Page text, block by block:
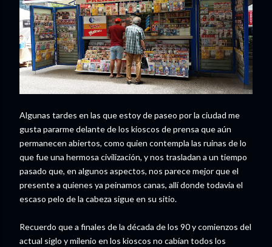
Algunas tardes en las que estoy de paseo por la ciudad me
gusta pararme delante de los kioscos de prensa que aún
permanecen abiertos, como quien contempla las ruinas de lo
que fue una hermosa civilización, y nos trasladan a un tiempo
pasado que, en algunos aspectos, nos parece mejor que el
presente a quienes ya peinamos canas, allí donde todavía el
escaso pelo de la cabeza sigue en su sitio.
Recuerdo que a finales de la década de los 90 y comienzos del
actual siglo y milenio en los kioscos no cabían todos los